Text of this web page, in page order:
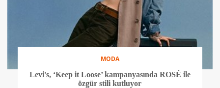
MODA
Levi's, ‘Keep it Loose’ kampanyasında ROSÉ ile
özgür stili kutluyor